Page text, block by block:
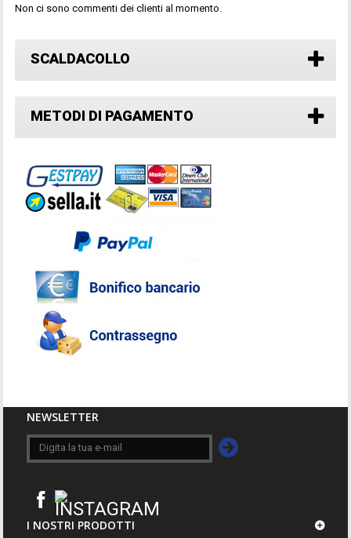
Non ci sono commenti dei clienti al momento.
SCALDACOLLO
METODI DI PAGAMENTO
NEWSLETTER
I NOSTRI PRODOTTI